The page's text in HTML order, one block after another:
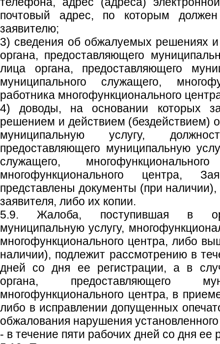
почтовый адрес, по которым
заявителю;
3) сведения об обжалуемых решениях и
органа, предоставляющего
лица органа, предоставляющего
муниципального служащего,
работника многофункционального
4) доводы, на основании которых
решением и действием (бездействием)
муниципальную услугу,
предоставляющего муниципальную
служащего,
многофункционального центра,
представлены документы (при
заявителя, либо их копии.
5.9. Жалоба, поступившая в
муниципальную услугу,
многофункционального центра, либо
наличии), подлежит рассмотрению в
дней со дня ее регистрации, а в
органа, предоставляющего
многофункционального центра, в
либо в исправлении допущенных
обжалования нарушения
- в течение пяти рабочих дней со дня ее